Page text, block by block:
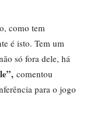
como tem
é isto. Tem um
só fora dele, há
comentou
para o jogo